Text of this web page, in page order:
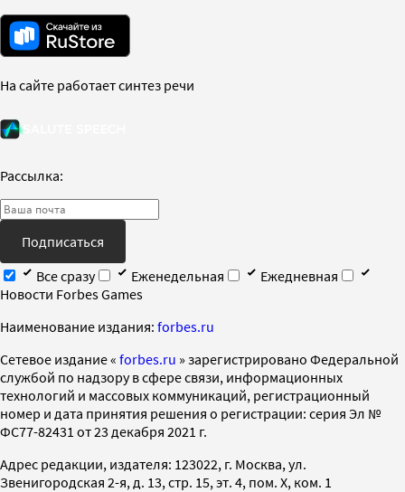
На сайте работает синтез речи
Рассылка:
Подписаться
Все сразу
Еженедельная
Ежедневная
Новости Forbes Games
Наименование издания: forbes.ru
Cетевое издание « forbes.ru » зарегистрировано Федеральной
службой по надзору в сфере связи, информационных
технологий и массовых коммуникаций, регистрационный
номер и дата принятия решения о регистрации: серия Эл №
ФС77-82431 от 23 декабря 2021 г.
Адрес редакции, издателя: 123022, г. Москва, ул.
Звенигородская 2-я, д. 13, стр. 15, эт. 4, пом. X, ком. 1